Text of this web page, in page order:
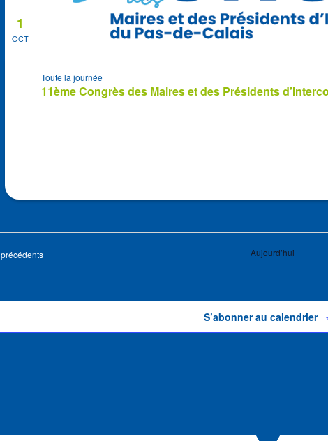
OCT
1
11ème Congrès des Maires et des Présidents
Toute la journée
Évènements
précédents Aujourd’hui
S’abonner au calendrier